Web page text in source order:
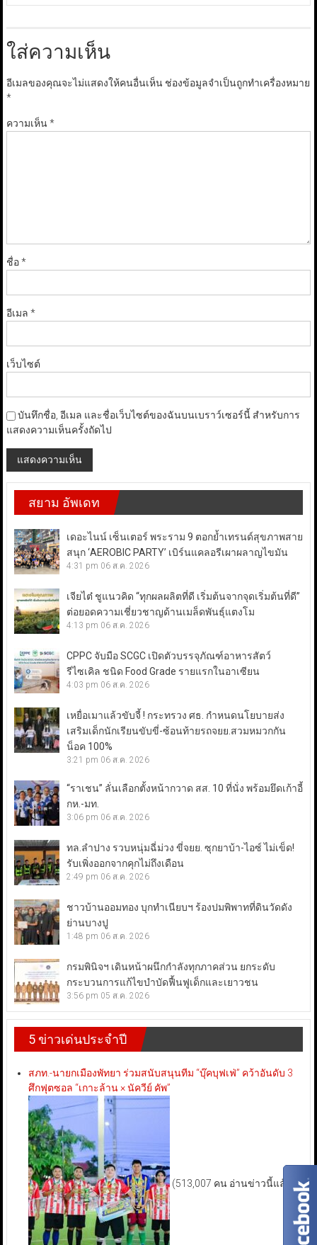
ใส่ความเห็น
อีเมลของคุณจะไม่แสดงให้คนอื่นเห็น ช่องข้อมูลจำเป็นถูกทำเครื่องหมาย
*
ความเห็น*
ชื่อ*
อีเมล *
เว็บไซต์
บันทึกชื่อ, อีเมล และชื่อเว็บไซต์ของฉันบนเบราว์เซอร์นี้ สำหรับการ
แสดงความเห็นครั้งถัดไป
สยาม อัพเดท
เดอะไนน์ เซ็นเตอร์ พระราม 9 ตอกย้ำเทรนด์สุขภาพสาย
สนุก ‘AEROBIC PARTY’ เบิร์นแคลอรีเผาผลาญไขมัน
4:31 pm 06 ส.ค. 2026
เจียไต๋ ชูแนวคิด “ทุกผลผลิตที่ดี เริ่มต้นจากจุดเริ่มต้นที่ดี”
ต่อยอดความเชี่ยวชาญด้านเมล็ดพันธุ์แตงโม
4:13 pm 06 ส.ค. 2026
CPPC จับมือ SCGC เปิดตัวบรรจุภัณฑ์อาหารสัตว์
รีไซเคิล ชนิด Food Grade รายแรกในอาเซียน
4:03 pm 06 ส.ค. 2026
เหยื่อเมาแล้วขับจี้ ! กระทรวง ศธ. กำหนดนโยบายส่ง
เสริมเด็กนักเรียนขับขี่-ซ้อนท้ายรถจยย.สวมหมวกกัน
น็อค 100%
3:21 pm 06 ส.ค. 2026
“ราเชน” ลั่นเลือกตั้งหน้ากวาด สส. 10 ที่นั่ง พร้อมยึดเก้าอี้
กห.-มท.
3:06 pm 06 ส.ค. 2026
ทล.ลำปาง รวบหนุ่มฉี่ม่วง ขี่จยย. ซุกยาบ้า-ไอซ์ ไม่เข็ด!
รับเพิ่งออกจากคุกไม่ถึงเดือน
2:49 pm 06 ส.ค. 2026
ชาวบ้านออมทอง บุกทำเนียบฯ ร้องปมพิพาทที่ดินวัดดัง
ย่านบางปู
1:48 pm 06 ส.ค. 2026
กรมพินิจฯ เดินหน้าผนึกกำลังทุกภาคส่วน ยกระดับ
กระบวนการแก้ไขบำบัดฟื้นฟูเด็กและเยาวชน
3:56 pm 05 ส.ค. 2026
5 ข่าวเด่นประจำปี
สภท.-นายกเมืองพัทยา ร่วมสนับสนุนทีม “บุ๊คบุฟเฟ่” คว้าอันดับ 3
ศึกฟุตซอล “เกาะล้าน × นัควีย์ คัพ”
(513,007 คน อ่านข่าวนี้แล้ว)